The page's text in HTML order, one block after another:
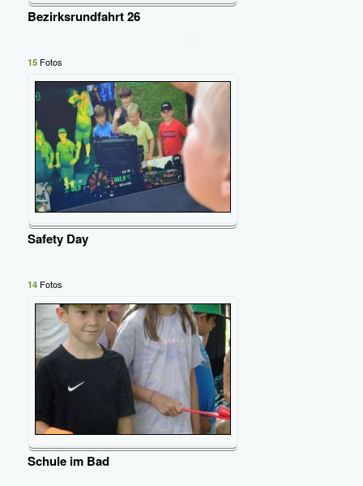
Bezirksrundfahrt 26
15Fotos
Safety Day
14Fotos
Schule im Bad